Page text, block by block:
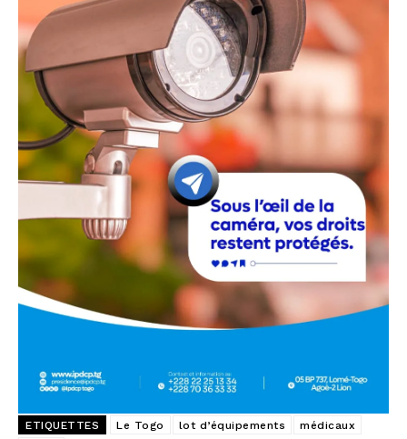
ETIQUETTES Le Togo lot d’équipements
médicaux